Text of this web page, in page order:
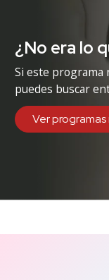
¿No era lo
Si este programa
puedes buscar
Ver